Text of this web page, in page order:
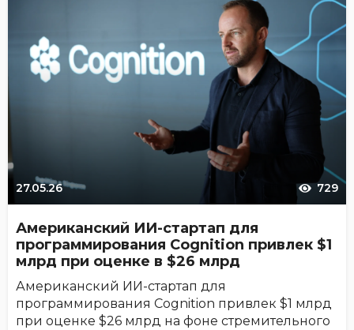
27.05.26 729
Американский ИИ-стартап для
программирования Cognition привлек $1
млрд при оценке в $26 млрд
Американский ИИ-стартап для
программирования Cognition привлек $1 млрд
при оценке $26 млрд на фоне стремительного